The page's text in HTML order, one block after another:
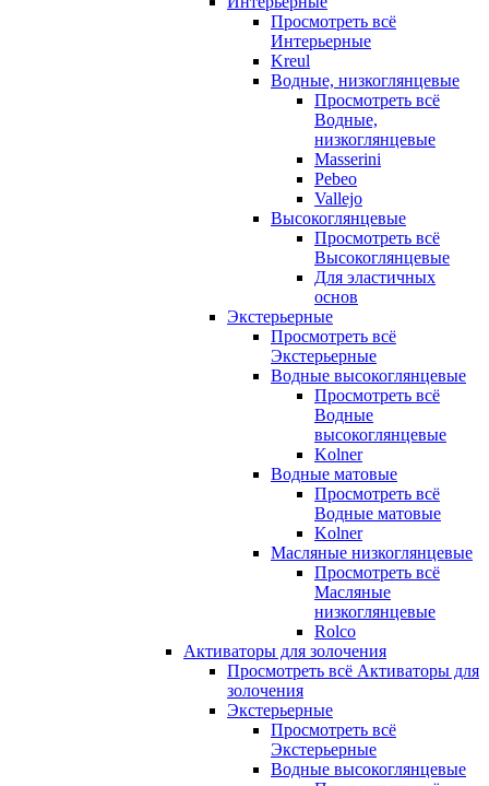
Просмотреть всё
Интерьерные
Kreul
Водные, низкоглянцевые
Просмотреть всё
Водные,
низкоглянцевые
Masserini
Pebeo
Vallejo
Высокоглянцевые
Просмотреть всё
Высокоглянцевые
Для эластичных
основ
Экстерьерные
Просмотреть всё
Экстерьерные
Водные высокоглянцевые
Просмотреть всё
Водные
высокоглянцевые
Kolner
Водные матовые
Просмотреть всё
Водные матовые
Kolner
Масляные низкоглянцевые
Просмотреть всё
Масляные
низкоглянцевые
Rolco
Активаторы для золочения
Просмотреть всё Активаторы для
золочения
Экстерьерные
Просмотреть всё
Экстерьерные
Водные высокоглянцевые